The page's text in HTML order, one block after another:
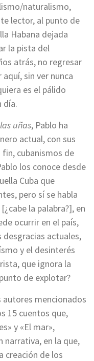
naturalismo,
lector, al punto de
Habana dejada
la pista del
atrás, no regresar
sin ver nunca
es el pálido
día.
uñas, Pablo ha
actual, con sus
cubanismos de
los conoce desde
Cuba que
pero sí se habla
la palabra?], en
ocurrir en el país,
desgracias actuales,
y el desinterés
que ignora la
de explotar?
autores mencionados
15 cuentos que,
y «El mar»,
en la que,
creación de los